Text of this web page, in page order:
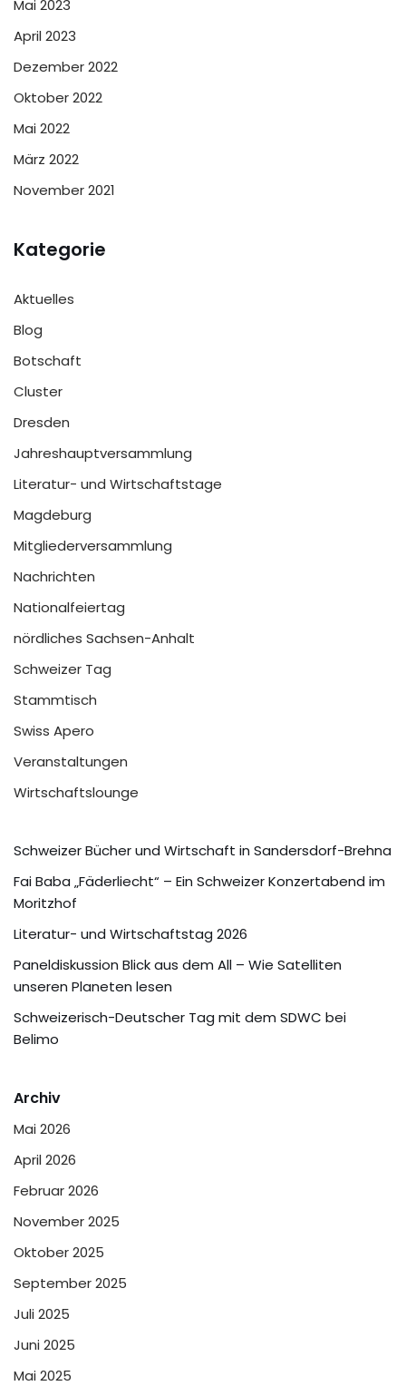
Mai 2023
April 2023
Dezember 2022
Oktober 2022
Mai 2022
März 2022
November 2021
Kategorie
Aktuelles
Blog
Botschaft
Cluster
Dresden
Jahreshauptversammlung
Literatur- und Wirtschaftstage
Magdeburg
Mitgliederversammlung
Nachrichten
Nationalfeiertag
nördliches Sachsen-Anhalt
Schweizer Tag
Stammtisch
Swiss Apero
Veranstaltungen
Wirtschaftslounge
Schweizer Bücher und Wirtschaft in Sandersdorf-Brehna
Fai Baba „Fäderliecht“ – Ein Schweizer Konzertabend im
Moritzhof
Literatur- und Wirtschaftstag 2026
Paneldiskussion Blick aus dem All – Wie Satelliten
unseren Planeten lesen
Schweizerisch-Deutscher Tag mit dem SDWC bei
Belimo
Archiv
Mai 2026
April 2026
Februar 2026
November 2025
Oktober 2025
September 2025
Juli 2025
Juni 2025
Mai 2025